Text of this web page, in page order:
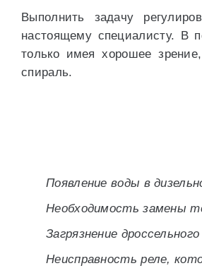
Выполнить задачу
настоящему специалисту. В
только имея хорошее
спираль.
Появление воды в
Необходимость замены
Загрязнение
Неисправность реле,